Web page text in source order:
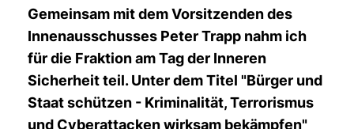
Gemeinsam mit dem Vorsitzenden des
Innenausschusses Peter Trapp nahm ich
für die Fraktion am Tag der Inneren
Sicherheit teil. Unter dem Titel "Bürger und
Staat schützen - Kriminalität, Terrorismus
und Cyberattacken wirksam bekämpfen"